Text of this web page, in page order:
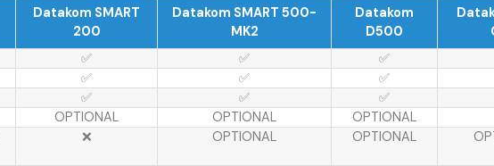
Datakom SMART
200
Datakom SMART 500-
MK2
Datakom
D500
✅ ✅ ✅
✅ ✅ ✅
✅ ✅ ✅
OPTIONAL OPTIONAL OPTIONAL
❌ OPTIONAL OPTIONAL